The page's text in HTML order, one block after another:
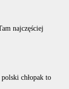
najczęściej
chłopak to